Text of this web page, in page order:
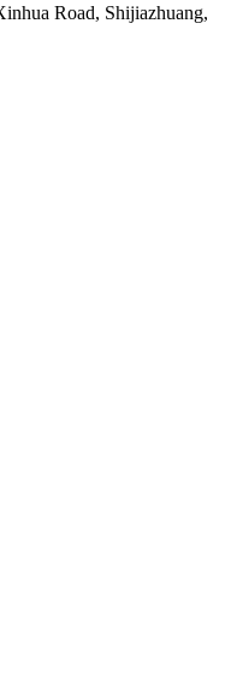
Road, Shijiazhuang,